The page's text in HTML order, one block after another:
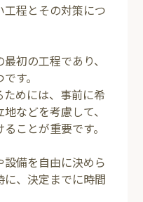
工程とその対策につ
初の工程であり、
す。
めには、事前に希
などを考慮して、
ことが重要です。
備を自由に決めら
、決定までに時間